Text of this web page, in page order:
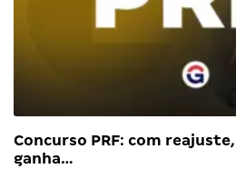
Concurso PRF: com
ganha…